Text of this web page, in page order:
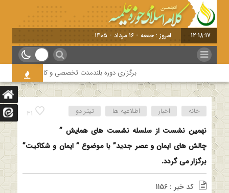
12:18:18 امروز : جمعه - ۱۶ مرد
برگزاری دوره بلندمدت تخصصی و کارگاه آموزشی کلام
31 خانه اخبار اطلاعیه ها تیتر دو
نهمین نشست از سلسله نشست های همایش ”
چالش های ایمان و عصر جدید” با موضوع ” ایمان و شکاکیت”
برگزار می گردد.
کد خبر : 1156